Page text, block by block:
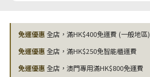
免運優惠全店，滿HK$400免運費 (一般地區)
免運優惠全店，滿HK$250免智能櫃運費
免運優惠全店，澳門專用滿HK$800免運費